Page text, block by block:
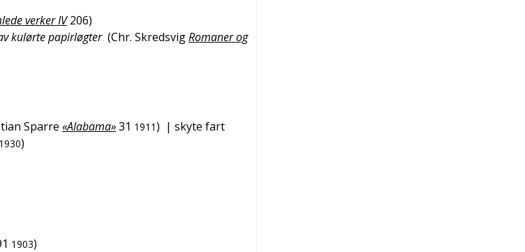
verker IV 206)
kulørte papirløgter (Chr. SkredsvigRomaner og
Sparre «Alabama»31 1911) | skyte fart
1930)
1903)